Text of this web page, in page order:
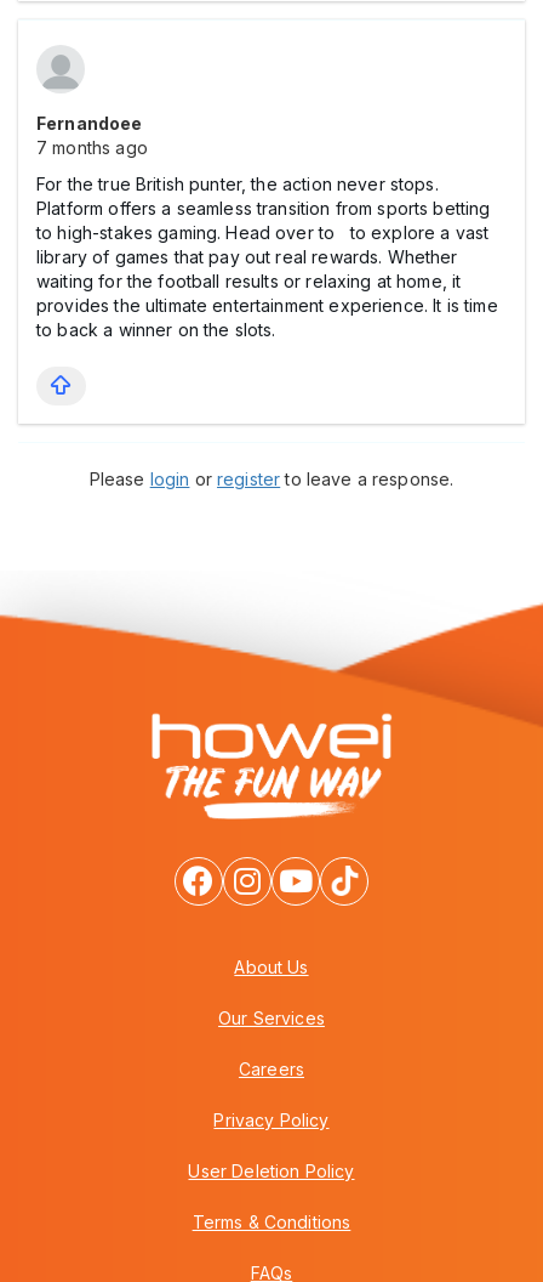
Fernandoee
7 months ago
For the true British punter, the action never stops.
Platform offers a seamless transition from sports betting
to high-stakes gaming. Head over to to explore a vast
library of games that pay out real rewards. Whether
waiting for the football results or relaxing at home, it
provides the ultimate entertainment experience. It is time
to back a winner on the slots.
Please login orregisterto leave a response.
About Us
Our Services
Careers
Privacy Policy
User Deletion Policy
Terms & Conditions
FAQs